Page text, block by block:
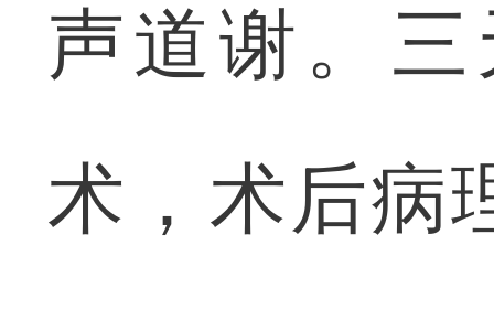
声道谢。
术，术后病